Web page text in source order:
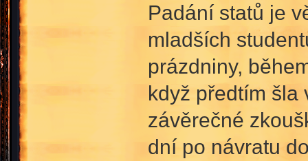
Padání statů je
mladších
prázdniny,
když předtím šla
závěrečné
dní po návratu